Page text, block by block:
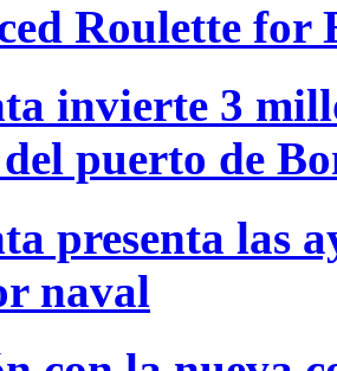
Roulette for
invierte 3
puerto de
presenta las
naval